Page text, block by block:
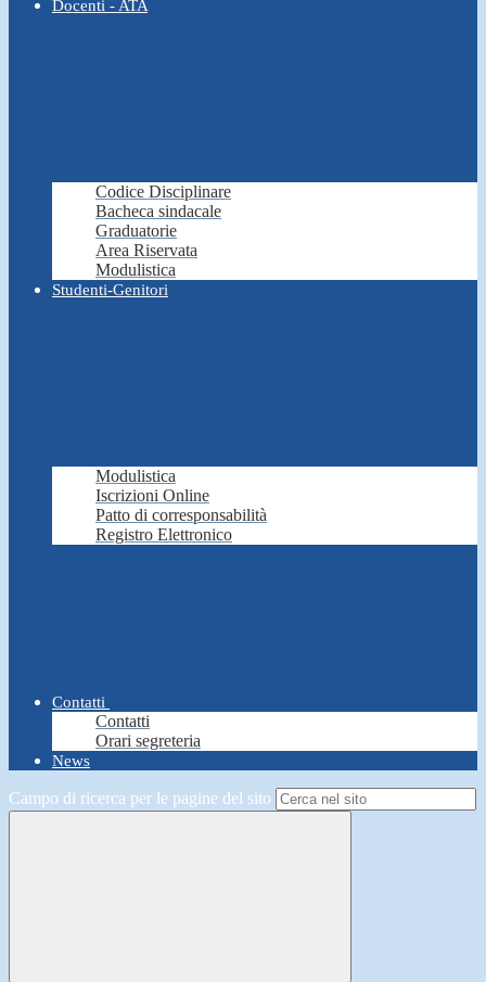
Docenti - ATA
Codice Disciplinare
Bacheca sindacale
Graduatorie
Area Riservata
Modulistica
Studenti-Genitori
Modulistica
Iscrizioni Online
Patto di corresponsabilità
Registro Elettronico
Contatti
Contatti
Orari segreteria
News
Campo di ricerca per le pagine del sito